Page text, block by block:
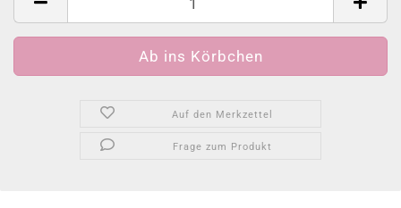
Auf den Merkzettel
Frage zum Produkt